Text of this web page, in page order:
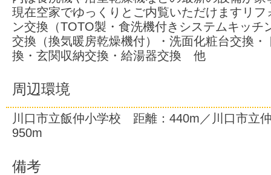
現在空家でゆっくりとご内覧いただけますリフ
ン交換（TOTO製・食洗機付きシステムキッチ
交換（換気暖房乾燥機付）・洗面化粧台交換・
換・玄関収納交換・給湯器交換 他
周辺環境
川口市立飯仲小学校 距離：440m／川口市立
950m
備考